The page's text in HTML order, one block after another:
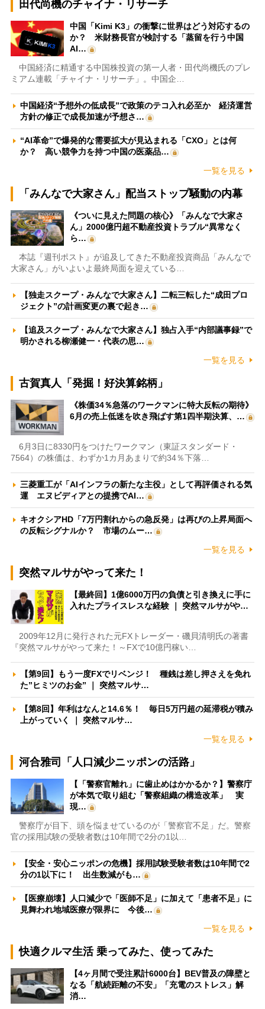
田代尚機のチャイナ・リサーチ
中国「Kimi K3」の衝撃に世界はどう対応するの
か？ 米財務長官が検討する「蒸留を行う中国
AI…
中国経済に精通する中国株投資の第一人者・田代尚機氏のプレ
ミアム連載「チャイナ・リサーチ」。中国企…
中国経済“予想外の低成長”で政策のテコ入れ必至か 経済運営
方針の修正で成長加速が予想さ…
“AI革命”で爆発的な需要拡大が見込まれる「CXO」とは何
か？ 高い競争力を持つ中国の医薬品…
一覧を見る
「みんなで大家さん」配当ストップ騒動の内幕
《ついに見えた問題の核心》「みんなで大家さ
ん」2000億円超不動産投資トラブル“異常なく
ら…
本誌『週刊ポスト』が追及してきた不動産投資商品「みんなで
大家さん」がいよいよ最終局面を迎えている…
【独走スクープ・みんなで大家さん】二転三転した“成田プロ
ジェクト”の計画変更の裏で起き…
【追及スクープ・みんなで大家さん】独占入手“内部議事録”で
明かされる柳瀬健一・代表の思…
一覧を見る
古賀真人「発掘！好決算銘柄」
《株価34％急落のワークマンに特大反転の期待》
6月の売上低迷を吹き飛ばす第1四半期決算、…
6月3日に8330円をつけたワークマン（東証スタンダード・
7564）の株価は、わずか1カ月あまりで約34％下落…
三菱重工が「AIインフラの新たな主役」として再評価される気
運 エヌビディアとの提携でAI…
キオクシアHD「7万円割れからの急反発」は再びの上昇局面へ
の反転シグナルか？ 市場のムー…
一覧を見る
突然マルサがやって来た！
【最終回】1億6000万円の負債と引き換えに手に
入れたプライスレスな経験 ｜ 突然マルサがや…
2009年12月に発行された元FXトレーダー・磯貝清明氏の著書
『突然マルサがやって来た！～FXで10億円稼い…
【第9回】もう一度FXでリベンジ！ 種銭は差し押さえを免れ
た”ヒミツのお金” ｜ 突然マルサ…
【第8回】年利はなんと14.6％！ 毎日5万円超の延滞税が積み
上がっていく ｜ 突然マルサ…
一覧を見る
河合雅司「人口減少ニッポンの活路」
【「警察官離れ」に歯止めはかかるか？】警察庁
が本気で取り組む「警察組織の構造改革」 実
現…
警察庁が目下、頭を悩ませているのが「警察官不足」だ。警察
官の採用試験の受験者数は10年間で2分の1以…
【安全・安心ニッポンの危機】採用試験受験者数は10年間で2
分の1以下に！ 出生数減がも…
【医療崩壊】人口減少で「医師不足」に加えて「患者不足」に
見舞われ地域医療が限界に 今後…
一覧を見る
快適クルマ生活 乗ってみた、使ってみた
【4ヶ月間で受注累計6000台】BEV普及の障壁と
なる「航続距離の不安」「充電のストレス」解
消…